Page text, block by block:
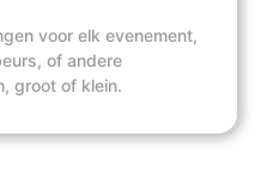
voor elk evenement,
of andere
groot of klein.